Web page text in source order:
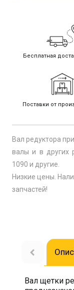
Бесплатная
Поставки от
Вал редуктора
валы и в других
1090 и другие.
Низкие цены.
запчастей!
Вал щетки